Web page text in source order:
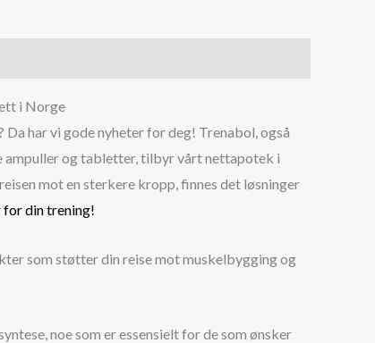
i Norge
har vi gode nyheter for deg! Trenabol, også
ampuller og tabletter, tilbyr vårt nettapotek i
mot en sterkere kropp, finnes det løsninger
for din trening!
som støtter din reise mot muskelbygging og
noe som er essensielt for de som ønsker